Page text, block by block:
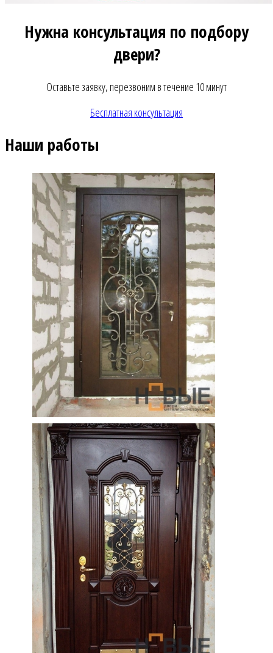
Нужна консультация по подбору
двери?
Оставьте заявку, перезвоним в течение 10 минут
Бесплатная консультация
Наши работы